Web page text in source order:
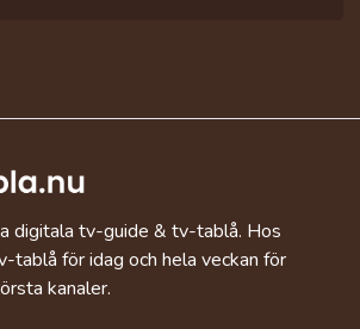
digitala tv-guide & tv-tablå. Hos
tablå för idag och hela veckan för
kanaler.